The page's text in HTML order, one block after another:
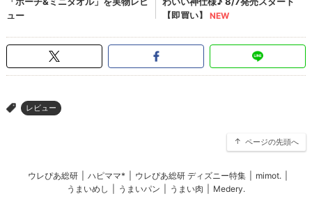
> レビュー
ページの先頭へ
ウレぴあ総研 ハピママ* ウレぴあ総研 ディズニー特集 mimot.
うまいめし
うまいパン うまい肉 Medery.